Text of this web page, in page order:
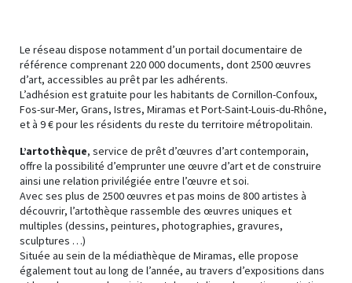
Le réseau dispose notamment d’un portail documentaire de
référence comprenant 220 000 documents, dont 2500 œuvres
d’art, accessibles au prêt par les adhérents.
L’adhésion est gratuite pour les habitants de Cornillon-Confoux,
Fos-sur-Mer, Grans, Istres, Miramas et Port-Saint-Louis-du-Rhône,
et à 9 € pour les résidents du reste du territoire métropolitain.
L’artothèque, service de prêt d’œuvres d’art contemporain,
offre la possibilité d’emprunter une œuvre d’art et de construire
ainsi une relation privilégiée entre l’œuvre et soi.
Avec ses plus de 2500 œuvres et pas moins de 800 artistes à
découvrir, l’artothèque rassemble des œuvres uniques et
multiples (dessins, peintures, photographies, gravures,
sculptures …)
Située au sein de la médiathèque de Miramas, elle propose
également tout au long de l’année, au travers d’expositions dans